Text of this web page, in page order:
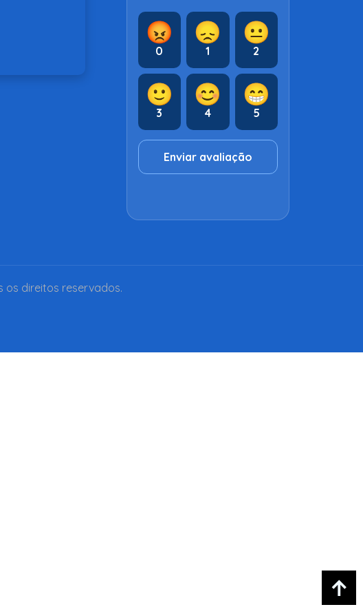
😡
0
😞
1
😐
2
🙂
3
😊
4
😁
5
Enviar avaliação
os direitos reservados.